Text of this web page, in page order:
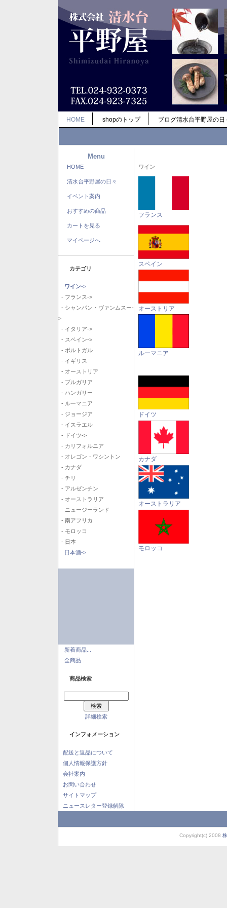
HOME shopのトップ ブログ清水台平野屋の日
Menu
HOME
清水台平野屋の日々
イベント案内
おすすめの商品
カートを見る
マイページへ
カテゴリ
ワイン->
- フランス->
- シャンパン・ヴァンムスー-
>
- イタリア->
- スペイン->
- ポルトガル
- イギリス
- オーストリア
- ブルガリア
- ハンガリー
- ルーマニア
- ジョージア
- イスラエル
- ドイツ->
- カリフォルニア
- オレゴン・ワシントン
- カナダ
- チリ
- アルゼンチン
- オーストラリア
- ニュージーランド
- 南アフリカ
- モロッコ
- 日本
日本酒->
新着商品...
全商品...
商品検索
詳細検索
インフォメーション
配送と返品について
個人情報保護方針
会社案内
お問い合わせ
サイトマップ
ニュースレター登録解除
ワイン
フランス
スペイン
オーストリア
ルーマニア
ドイツ
カナダ
オーストラリア
モロッコ
Copyright(c) 2008